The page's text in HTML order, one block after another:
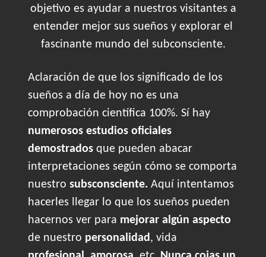
objetivo es ayudar a nuestros visitantes a
entender mejor sus sueños y explorar el
fascinante mundo del subconsciente.
Aclaración de que los significado de los
sueños a día de hoy no es una
comprobación científica 100%. Sí hay
numerosos estudios oficiales
demostrados que pueden abacar
interpretaciones según cómo se comporta
nuestro subsconsciente. Aquí intentamos
hacerles llegar lo que los sueños pueden
hacernos ver para mejorar algún aspecto
de nuestro personalidad, vida